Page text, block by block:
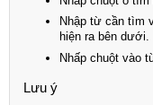
Nhập từ cần tìm
hiện ra bên dưới.
Nhấp chuột vào
Lưu ý